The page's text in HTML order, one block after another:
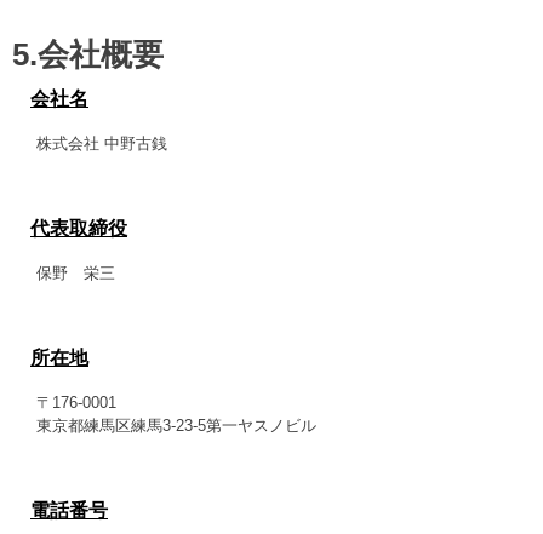
5.会社概要
会社名
株式会社 中野古銭
代表取締役
保野 栄三
所在地
〒176-0001
東京都練馬区練馬3-23-5第一ヤスノビル
電話番号